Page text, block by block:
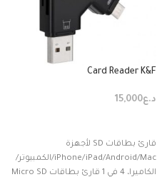
Card Reader K&F
د.ع15,000
قارئ بطاقات SD لأجهزة
iPhone/iPad/Android/Mac/الكمبيوتر/
الكاميرا، 4 في 1 قارئ بطاقات Micro SD